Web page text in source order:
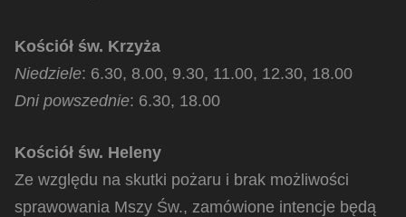
Kościół św. Krzyża
Niedziele: 6.30, 8.00, 9.30, 11.00, 12.30, 18.00
Dni powszednie: 6.30, 18.00
Kościół św. Heleny
Ze względu na skutki pożaru i brak możliwości
sprawowania Mszy Św., zamówione intencje będą